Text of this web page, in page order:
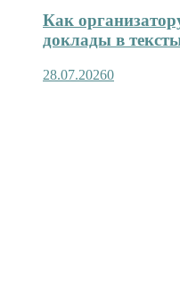
Как
доклады в
28.07.20260